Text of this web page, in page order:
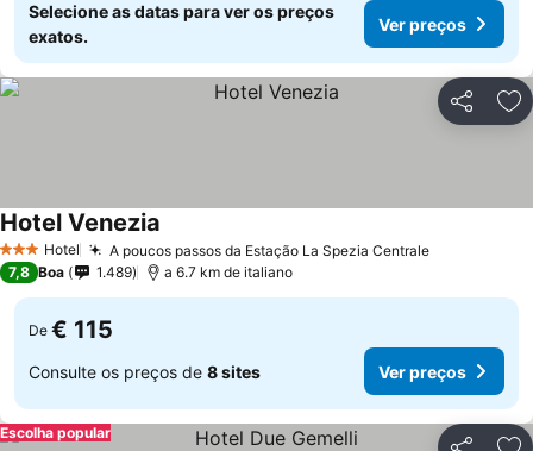
Selecione as datas para ver os preços
exatos.
Ver preços
Partilhar
3 EstrelasHotel A poucos passos da Estação La Spezia CentraleVer preços
Hotel Venezia
7,8 Boa 1.489 a 6.7 km de italiano
De € 115
Consulte os preços de 8 sites Ver preços
Escolha popular